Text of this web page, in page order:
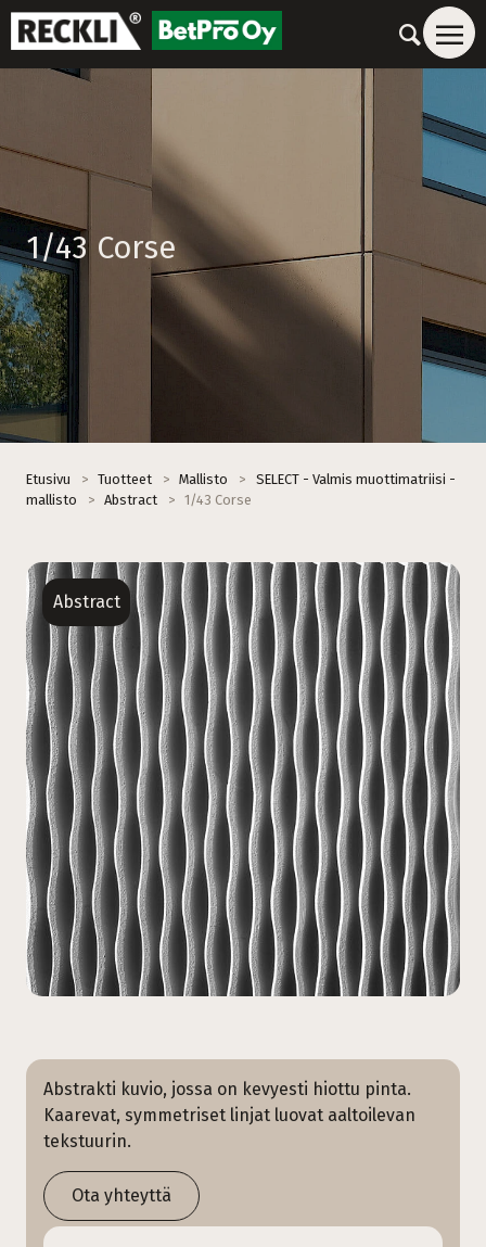
1/43 Corse
Etusivu > Tuotteet > Mallisto >
SELECT - Valmis muottimatriisi -
mallisto
> Abstract > 1/43 Corse
Abstract
Abstrakti kuvio, jossa on kevyesti hiottu pinta.
Kaarevat, symmetriset linjat luovat aaltoilevan
tekstuurin.
Ota yhteyttä